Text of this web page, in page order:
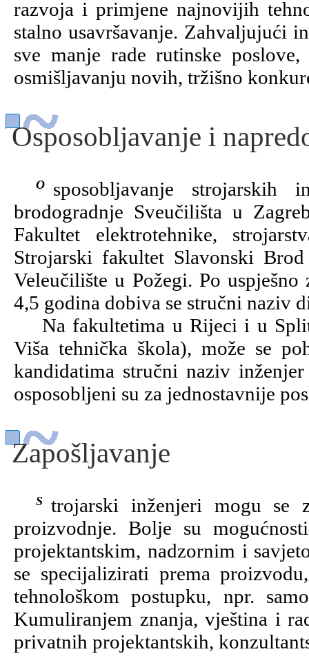
razvoja i primjene najnovijih
stalno usavršavanje. Zahvaljujući
sve manje rade rutinske
osmišljavanju novih, tržišno
Osposobljavanje i
Osposobljavanje strojarskih inženjera provodi Fakultet strojarstva i
brodogradnje Sveučilišta u
Fakultet elektrotehnike,
Strojarski fakultet Slavonski
Veleučilište u Požegi. Po
4,5 godina dobiva se stručni naziv
Na fakultetima u Rijeci i u
Viša tehnička škola), može se
kandidatima stručni naziv
osposobljeni su za jednostavnije
Zapošljavanje
Strojarski inženjeri mogu se zaposliti u svim poduzećima industrijske
proizvodnje. Bolje su
projektantskim, nadzornim i
se specijalizirati prema
tehnološkom postupku, npr.
Kumuliranjem znanja, vještina i
privatnih projektantskih,